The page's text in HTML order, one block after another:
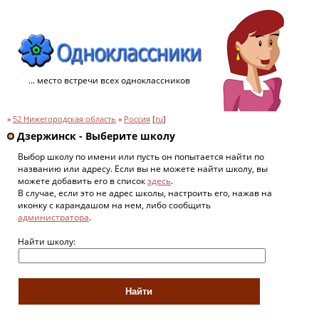
... место встречи всех одноклассников
» 52 Нижегородская область » Россия [ru]
Дзержинск - Выберите школу
Выбор школу по имени или пусть он попытается найти по
названию или адресу. Если вы не можете найти школу, вы
можете добавить его в списокздесь.
В случае, если это не адрес школы, настроить его, нажав на
иконку с карандашом на нем, либо сообщить
администратора.
Найти школу: